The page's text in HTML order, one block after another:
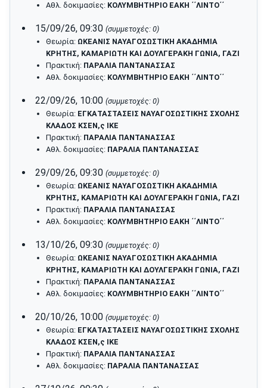
Αθλ. δοκιμασίες: ΚΟΛΥΜΒΗΤΗΡΙΟ ΕΑΚΗ ΄΄ΛΙΝΤΟ΄΄
15/09/26, 09:30 (συμμετοχές: 0)
Θεωρία: ΩΚΕΑΝΙΣ ΝΑΥΑΓΟΣΩΣΤΙΚΗ ΑΚΑΔΗΜΙΑ
ΚΡΗΤΗΣ, ΚΑΜΑΡΙΩΤΗ ΚΑΙ ΔΟΥΛΓΕΡΑΚΗ ΓΩΝΙΑ, ΓΑΖΙ
Πρακτική: ΠΑΡΑΛΙΑ ΠΑΝΤΑΝΑΣΣΑΣ
Αθλ. δοκιμασίες: ΚΟΛΥΜΒΗΤΗΡΙΟ ΕΑΚΗ ΄΄ΛΙΝΤΟ΄΄
22/09/26, 10:00 (συμμετοχές: 0)
Θεωρία: ΕΓΚΑΤΑΣΤΑΣΕΙΣ ΝΑΥΑΓΟΣΩΣΤΙΚΗΣ ΣΧΟΛΗΣ
ΚΛΑΔΟΣ ΚΣΕΝ,ς ΙΚΕ
Πρακτική: ΠΑΡΑΛΙΑ ΠΑΝΤΑΝΑΣΣΑΣ
Αθλ. δοκιμασίες: ΠΑΡΑΛΙΑ ΠΑΝΤΑΝΑΣΣΑΣ
29/09/26, 09:30 (συμμετοχές: 0)
Θεωρία: ΩΚΕΑΝΙΣ ΝΑΥΑΓΟΣΩΣΤΙΚΗ ΑΚΑΔΗΜΙΑ
ΚΡΗΤΗΣ, ΚΑΜΑΡΙΩΤΗ ΚΑΙ ΔΟΥΛΓΕΡΑΚΗ ΓΩΝΙΑ, ΓΑΖΙ
Πρακτική: ΠΑΡΑΛΙΑ ΠΑΝΤΑΝΑΣΣΑΣ
Αθλ. δοκιμασίες: ΚΟΛΥΜΒΗΤΗΡΙΟ ΕΑΚΗ ΄΄ΛΙΝΤΟ΄΄
13/10/26, 09:30 (συμμετοχές: 0)
Θεωρία: ΩΚΕΑΝΙΣ ΝΑΥΑΓΟΣΩΣΤΙΚΗ ΑΚΑΔΗΜΙΑ
ΚΡΗΤΗΣ, ΚΑΜΑΡΙΩΤΗ ΚΑΙ ΔΟΥΛΓΕΡΑΚΗ ΓΩΝΙΑ, ΓΑΖΙ
Πρακτική: ΠΑΡΑΛΙΑ ΠΑΝΤΑΝΑΣΣΑΣ
Αθλ. δοκιμασίες: ΚΟΛΥΜΒΗΤΗΡΙΟ ΕΑΚΗ ΄΄ΛΙΝΤΟ΄΄
20/10/26, 10:00 (συμμετοχές: 0)
Θεωρία: ΕΓΚΑΤΑΣΤΑΣΕΙΣ ΝΑΥΑΓΟΣΩΣΤΙΚΗΣ ΣΧΟΛΗΣ
ΚΛΑΔΟΣ ΚΣΕΝ,ς ΙΚΕ
Πρακτική: ΠΑΡΑΛΙΑ ΠΑΝΤΑΝΑΣΣΑΣ
Αθλ. δοκιμασίες: ΠΑΡΑΛΙΑ ΠΑΝΤΑΝΑΣΣΑΣ